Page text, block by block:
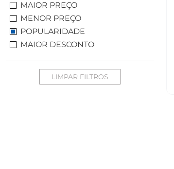
MAIOR PREÇO
MENOR PREÇO
POPULARIDADE
MAIOR DESCONTO
LIMPAR FILTROS